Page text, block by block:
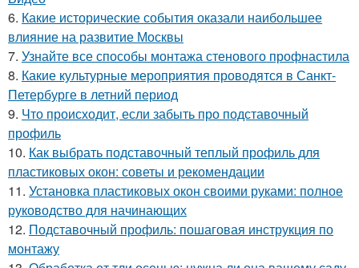
6. Какие исторические события оказали наибольшее
влияние на развитие Москвы
7. Узнайте все способы монтажа стенового профнастила
8. Какие культурные мероприятия проводятся в Санкт-
Петербурге в летний период
9. Что происходит, если забыть про подставочный
профиль
10. Как выбрать подставочный теплый профиль для
пластиковых окон: советы и рекомендации
11. Установка пластиковых окон своими руками: полное
руководство для начинающих
12. Подставочный профиль: пошаговая инструкция по
монтажу